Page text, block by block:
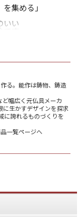
を集める」
いい
す。
起のいいお金を
す。
！
りして。
はできませんが、
ほど、
なって、
る。能作は鋳物、鋳造
幅広く元仏具メーカ
に生かすデザインを探求
に誇れるものづくりを
一覧ページへ